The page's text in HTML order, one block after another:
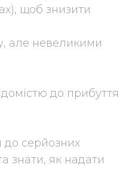
щоб знизити
але невеликими
до прибуття
серйозних
знати, як надати